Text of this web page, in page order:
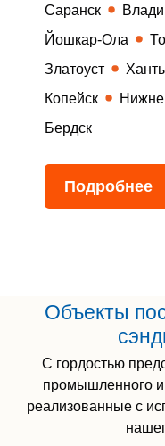
Саранск
Йошкар-Ола
Златоуст
Копейск
Бердск
Подробнее
Объекты
С гордостью
промышленного и
реализованные с